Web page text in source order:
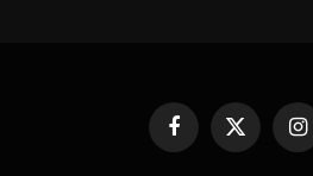
Facebook
X